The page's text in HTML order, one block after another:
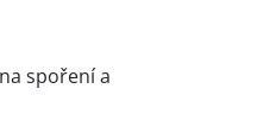
spoření a